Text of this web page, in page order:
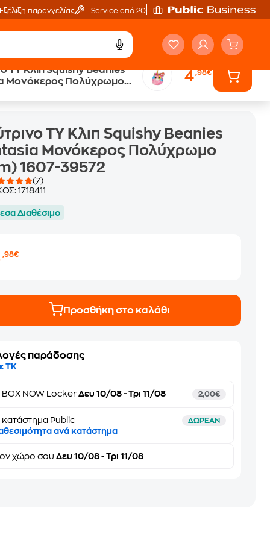
Εξέλιξη παραγγελίας Service από 20'
TY Κλιπ Squishy Beanies
Μονόκερος Πολύχρωμο
4,98€
TY Κλιπ Squishy Beanies
Μονόκερος Πολύχρωμο
1607-39572
(7)
1718411
Διαθέσιμο
,98€
Προσθήκη στο καλάθι
παράδοσης
ΤΚ
BOX NOW Locker Δευ 10/08 - Τρι 11/08 2,00€
κατάστημα Public ΔΩΡΕΑΝ
ανά κατάστημα
χώρο σου Δευ 10/08 - Τρι 11/08